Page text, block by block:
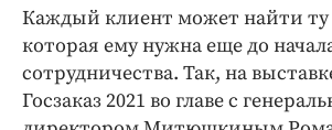
Каждый клиент может найти
которая ему нужна еще до
сотрудничества. Так, на
Госзаказ 2021 во главе с